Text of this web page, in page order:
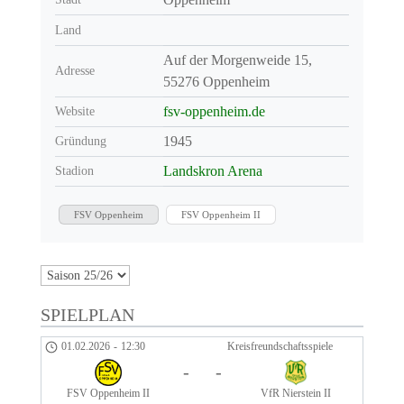
Land
Adresse
Auf der Morgenweide 15,
55276 Oppenheim
Website fsv-oppenheim.de
Gründung 1945
Stadion Landskron Arena
FSV Oppenheim FSV Oppenheim II
SPIELPLAN
Kreisfreundschaftsspiele
01.02.2026 - 12:30
FSV Oppenheim II
- -
VfR Nierstein II